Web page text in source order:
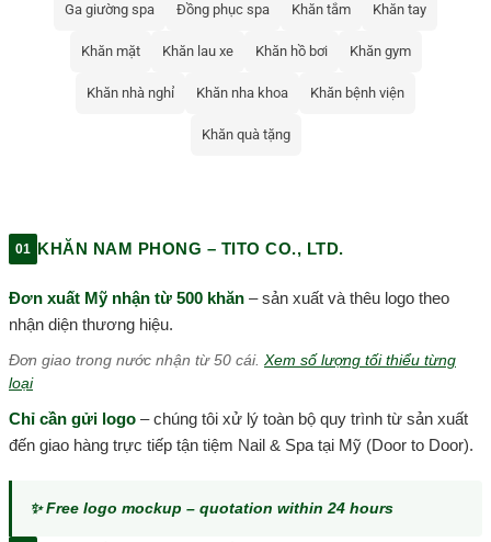
Ga giường spa Đồng phục spa Khăn tắm Khăn tay
Khăn mặt Khăn lau xe Khăn hồ bơi Khăn gym
Khăn nhà nghỉ Khăn nha khoa Khăn bệnh viện
Khăn quà tặng
01 KHĂN NAM PHONG – TITO CO., LTD.
Đơn xuất Mỹ nhận từ 500 khăn – sản xuất và thêu logo theo
nhận diện thương hiệu.
Đơn giao trong nước nhận từ 50 cái. Xem số lượng tối thiểu từng
loại
Chỉ cần gửi logo – chúng tôi xử lý toàn bộ quy trình từ sản xuất
đến giao hàng trực tiếp tận tiệm Nail & Spa tại Mỹ (Door to Door).
✨ Free logo mockup – quotation within 24 hours